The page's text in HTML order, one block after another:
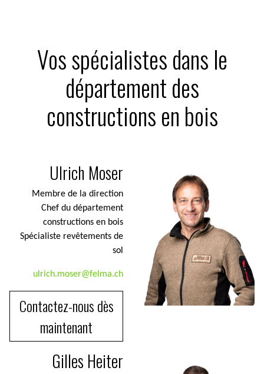
Vos spécialistes dans le
département des
constructions en bois
Ulrich Moser
Membre de la direction
Chef du département
constructions en bois
Spécialiste revêtements de
sol
ulrich.moser@felma.ch
Contactez-nous dès
maintenant
Gilles Heiter